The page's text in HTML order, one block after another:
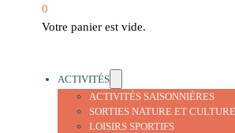
0
Votre panier est vide.
ACTIVITÉS
ACTIVITÉS SAISONNIÈRES
SORTIES NATURE ET
LOISIRS SPORTIFS